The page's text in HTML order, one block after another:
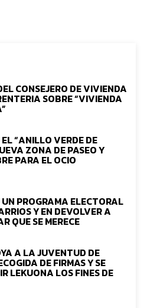
CONSEJERO DE VIVIENDA
SOBRE “VIVIENDA
“ANILLO VERDE DE
ZONA DE PASEO Y
PARA EL OCIO
PROGRAMA ELECTORAL
Y EN DEVOLVER A
QUE SE MERECE
A LA JUVENTUD DE
DE FIRMAS Y SE
LEKUONA LOS FINES DE